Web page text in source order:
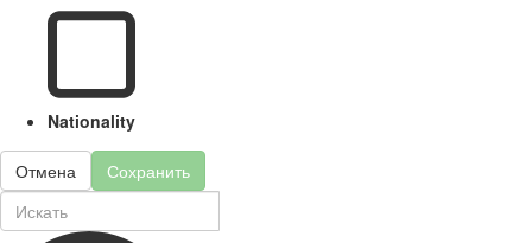
Nationality
Отмена Сохранить